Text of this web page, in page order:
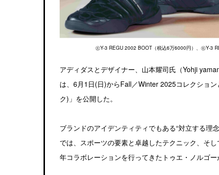
㊧Y-3 REGU 2002 BOOT（税込6万6000円）、㊨Y-3
アディダスとデザイナー、山本耀司氏（Yohji
は、6月1日(日)からFall／Winter 2025コレクショ
ク)」を公開した。
ブランドのアイデンティティでもある“対立する理
では、スポーツの要素と卓越したテクニック、そ
年コラボレーションを行ってきたトゥエ・ノルゴ